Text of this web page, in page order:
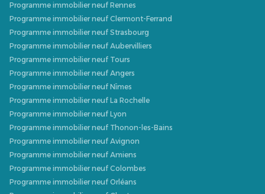
Programme immobilier neuf Rennes
Programme immobilier neuf Clermont-Ferrand
Programme immobilier neuf Strasbourg
Programme immobilier neuf Aubervilliers
Programme immobilier neuf Tours
Programme immobilier neuf Angers
Programme immobilier neuf Nîmes
Programme immobilier neuf La Rochelle
Programme immobilier neuf Lyon
Programme immobilier neuf Thonon-les-Bains
Programme immobilier neuf Avignon
Programme immobilier neuf Amiens
Programme immobilier neuf Colombes
Programme immobilier neuf Orléans